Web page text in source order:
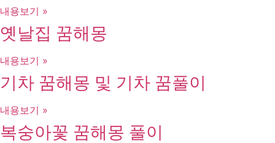
내용보기 »
옛날집 꿈해몽
내용보기 »
기차 꿈해몽 및 기차 꿈풀이
내용보기 »
복숭아꽃 꿈해몽 풀이